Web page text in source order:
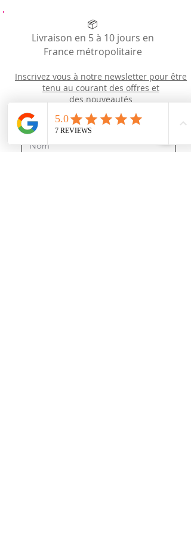
📦
Livraison en 5 à 10 jours en
France métropolitaire
Inscrivez vous à notre newsletter pour être
tenu au courant des offres et
des nouveautés
Newsletter